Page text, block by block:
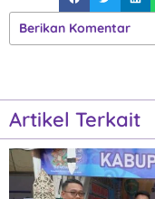
Berikan Komentar
Artikel Terkait